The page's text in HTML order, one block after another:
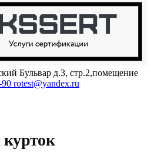
Бульвар д.3, стр.2,помещение
90 rotest@yandex.ru